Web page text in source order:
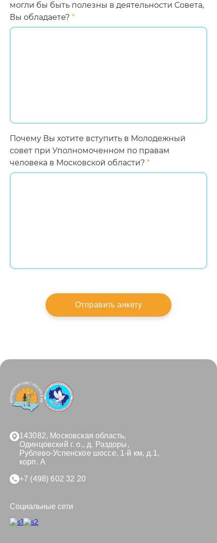
могли бы быть полезны в деятельности Совета,
Вы обладаете? *
Почему Вы хотите вступить в Молодежный
совет при Уполномоченном по правам
человека в Московской области? *
Отправить анкету
143082, Московская область,
Одинцовский г. о., д. Раздоры,
Рублево-Успенское шоссе, 1-й км, д.1,
корп. А
+7 (498) 602 32 20
Социальные сети